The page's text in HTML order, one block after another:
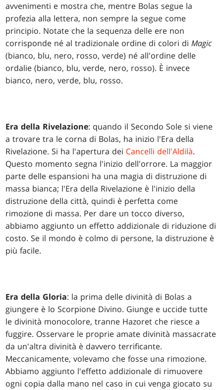
avvenimenti e mostra che, mentre Bolas segue la
profezia alla lettera, non sempre la segue come
principio. Notate che la sequenza delle ere non
corrisponde né al tradizionale ordine di colori diMagic
(bianco, blu, nero, rosso, verde) né all'ordine delle
ordalie (bianco, blu, verde, nero, rosso). È invece
bianco, nero, verde, blu, rosso.
Era della Rivelazione: quando il Secondo Sole si viene
a trovare tra le corna di Bolas, ha inizio l'Era della
Rivelazione. Si ha l'apertura dei Cancelli dell'Aldilà.
Questo momento segna l'inizio dell'orrore. La maggior
parte delle espansioni ha una magia di distruzione di
massa bianca; l'Era della Rivelazione è l'inizio della
distruzione della città, quindi è perfetta come
rimozione di massa. Per dare un tocco diverso,
abbiamo aggiunto un effetto addizionale di riduzione di
costo. Se il mondo è colmo di persone, la distruzione è
più facile.
Era della Gloria: la prima delle divinità di Bolas a
giungere è lo Scorpione Divino. Giunge e uccide tutte
le divinità monocolore, tranne Hazoret che riesce a
fuggire. Osservare le proprie amate divinità massacrate
da un'altra divinità è davvero terrificante.
Meccanicamente, volevamo che fosse una rimozione.
Abbiamo aggiunto l'effetto addizionale di rimuovere
ogni copia dalla mano nel caso in cui venga giocato su